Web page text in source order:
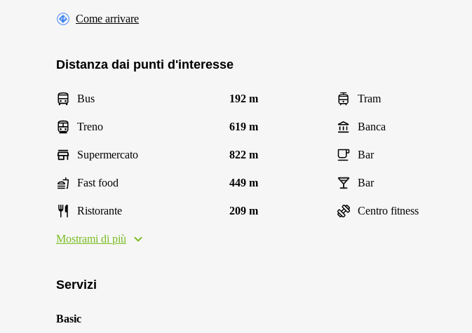
Come arrivare
Distanza dai punti d'interesse
Bus 192 m Tram
Treno 619 m Banca
Supermercato 822 m Bar
Fast food 449 m Bar
Ristorante 209 m Centro fitness
Mostrami di più
Servizi
Basic